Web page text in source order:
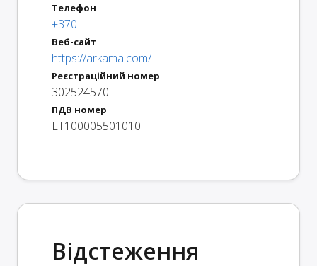
Телефон
+370
Веб-сайт
https://arkama.com/
Реєстраційний номер
302524570
ПДВ номер
LT100005501010
Відстеження